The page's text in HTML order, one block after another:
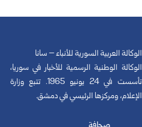
الوكالة العربية السورية للأنباء – سانا
الوكالة الوطنية الرسمية للأخبار في سوريا،
تأسست في 24 يونيو 1965. تتبع وزارة
الإعلام، ومركزها الرئيسي في دمشق.